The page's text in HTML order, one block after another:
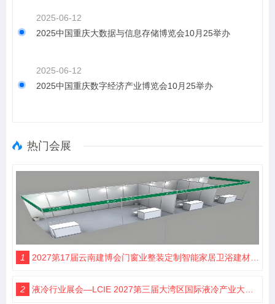
2025-06-12
2025中国重庆大数据与信息存储博览会10月25举办
2025-06-12
2025中国重庆数字经济产业博览会10月25举办
热门会展
1 2027第17届云南建博会门窗业整装定制智能家居卫浴建材展会
2 液冷行业展会—LCIE 2027第三届大湾区国际液冷产业大会暨展览会（深圳）